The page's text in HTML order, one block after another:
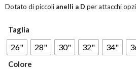
Dotato di piccoli anelli a D per attacchi
Taglia
26" 28" 30" 32" 34"
Colore